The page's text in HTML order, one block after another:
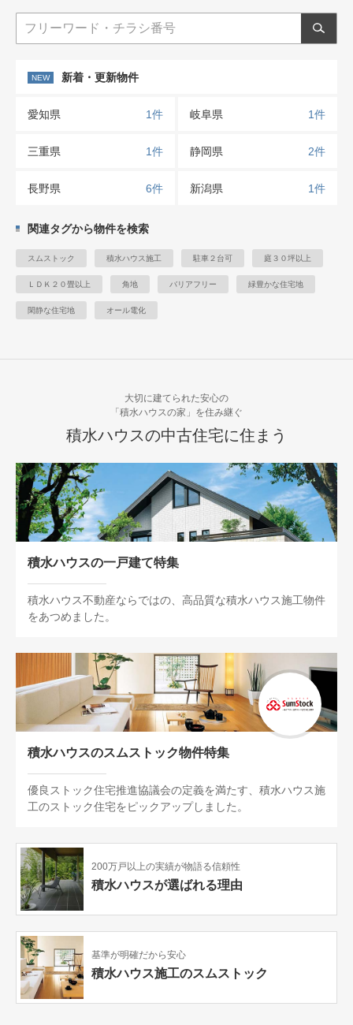
新着・更新物件
愛知県 1件 岐阜県 1件
三重県 1件 静岡県 2件
長野県 6件 新潟県 1件
関連タグから物件を検索
スムストック 積水ハウス施工 駐車２台可 庭３０坪以上
ＬＤＫ２０畳以上 角地 バリアフリー 緑豊かな住宅地
閑静な住宅地 オール電化
大切に建てられた安心の
「積水ハウスの家」を住み継ぐ
積水ハウスの中古住宅に住まう
積水ハウスの一戸建て特集
積水ハウス不動産ならではの、高品質な積水ハウス施工物件
をあつめました。
積水ハウスのスムストック物件特集
優良ストック住宅推進協議会の定義を満たす、積水ハウス施
工のストック住宅をピックアップしました。
200万戸以上の実績が物語る信頼性
積水ハウスが選ばれる理由
基準が明確だから安心
積水ハウス施工のスムストック